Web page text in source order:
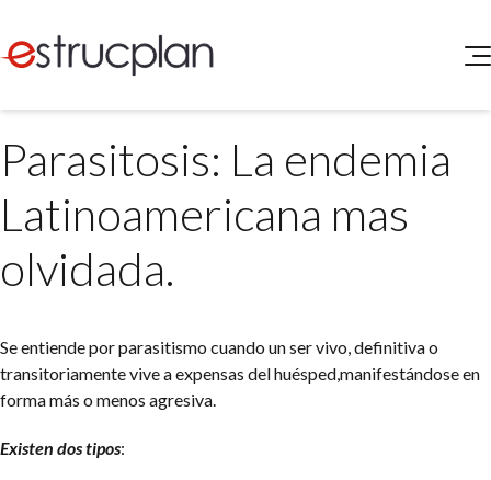
SERVICIOS
Medio Ambiente
Legislación
INGRESAR
Portal de Clientes
Matriz Profesional
Parasitosis: La endemia
Latinoamericana mas
olvidada.
Se entiende por parasitismo cuando un ser vivo, definitiva o
transitoriamente vive a expensas del huésped,manifestándose en
forma más o menos agresiva.
Existen dos tipos: